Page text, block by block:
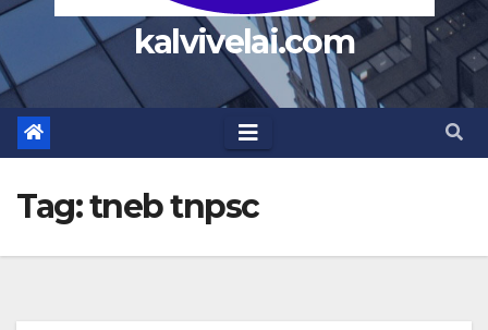
kalvivelai.com
Tag:tneb tnpsc